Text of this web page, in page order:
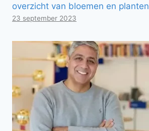
overzicht van bloemen en planten
23 september 2023